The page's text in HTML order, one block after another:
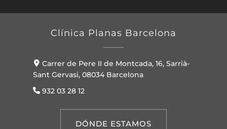
Clínica Planas Barcelona
Carrer de Pere II de Montcada, 16, Sarrià-
Sant Gervasi, 08034 Barcelona
932 03 28 12
DÓNDE ESTAMOS